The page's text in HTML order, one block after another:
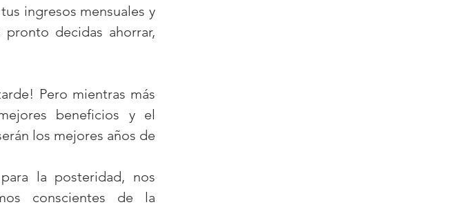
ingresos mensuales y
decidas ahorrar,
Pero mientras más
beneficios y el
los mejores años de
la posteridad, nos
conscientes de la